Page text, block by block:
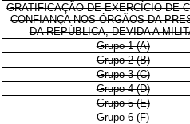
GRATIFICAÇÃO DE EXERCÍCIO DE
CONFIANÇA NOS ÓRGÃOS DA
DA REPÚBLICA, DEVIDA A
Grupo 1 (A)
Grupo 2 (B)
Grupo 3 (C)
Grupo 4 (D)
Grupo 5 (E)
Grupo 6 (F)